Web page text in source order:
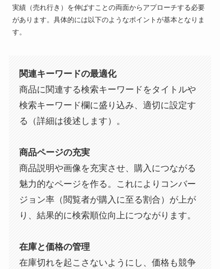
実績（売れ行き）を伸ばすことの両面からアプローチする必要
があります。具体的には以下のようなポイントが基本となりま
す。
関連キーワードの最適化
商品に関連する検索キーワードをタイトルや
検索キーワード欄に盛り込み、適切に設定す
る（詳細は後述します）。
商品ページの充実
商品説明や画像を充実させ、購入につながる
魅力的なページを作る。これによりコンバー
ジョン率（閲覧者が購入に至る割合）が上が
り、結果的に検索順位向上につながります。
在庫と価格の管理
在庫切れを起こさないようにし、価格も競争